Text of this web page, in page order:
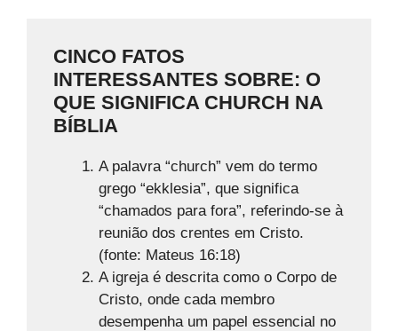
CINCO FATOS
INTERESSANTES SOBRE: O
QUE SIGNIFICA CHURCH NA
BÍBLIA
A palavra “church” vem do termo
grego “ekklesia”, que significa
“chamados para fora”, referindo-se à
reunião dos crentes em Cristo.
(fonte: Mateus 16:18)
A igreja é descrita como o Corpo de
Cristo, onde cada membro
desempenha um papel essencial no